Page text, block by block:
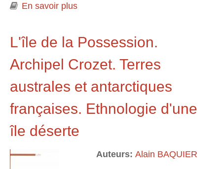
En savoir plus
L'île de la Possession.
Archipel Crozet. Terres
australes et antarctiques
françaises. Ethnologie d'une
île déserte
Auteurs: Alain BAQUIER